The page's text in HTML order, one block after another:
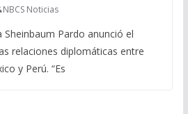
NBCS Noticias
Sheinbaum Pardo anunció el
relaciones diplomáticas entre
y Perú. “Es